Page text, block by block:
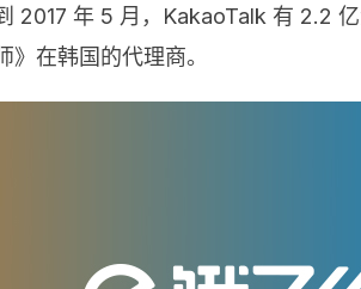
2017 年 5 月，KakaoTalk 有 2.2
在韩国的代理商。